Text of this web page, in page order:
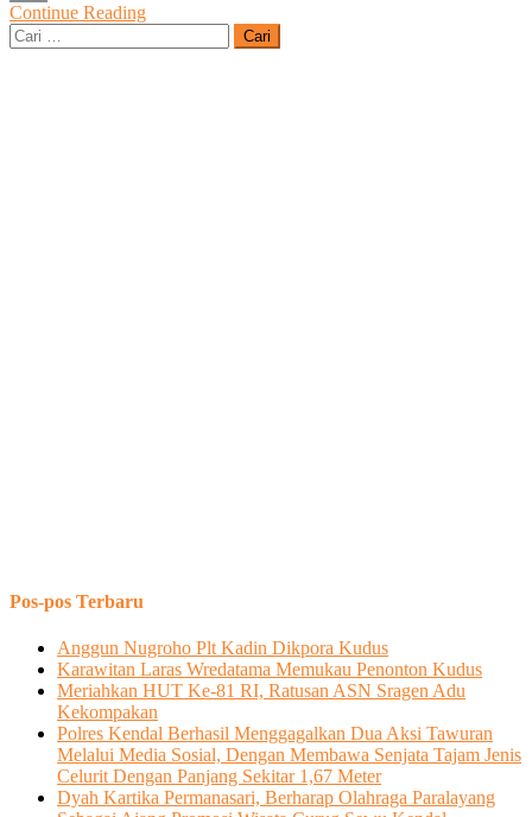
Copy
Continue Reading
Cari
untuk:
Pos-pos Terbaru
Anggun Nugroho Plt Kadin Dikpora Kudus
Karawitan Laras Wredatama Memukau Penonton Kudus
Meriahkan HUT Ke-81 RI, Ratusan ASN Sragen Adu
Kekompakan
Polres Kendal Berhasil Menggagalkan Dua Aksi Tawuran
Melalui Media Sosial, Dengan Membawa Senjata Tajam Jenis
Celurit Dengan Panjang Sekitar 1,67 Meter
Dyah Kartika Permanasari, Berharap Olahraga Paralayang